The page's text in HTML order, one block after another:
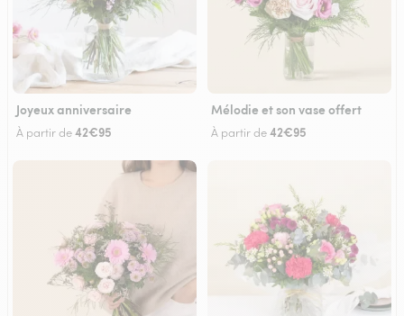
Joyeux anniversaire
À partir de42€95
Mélodie et son vase offert
À partir de42€95